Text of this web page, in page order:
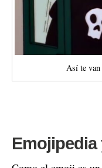
Así te
Emojipedia